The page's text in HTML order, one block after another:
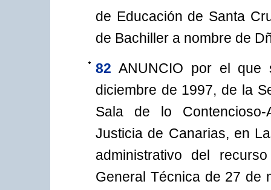
de Educación de Santa
de Bachiller a nombre de
82 ANUNCIO por el
diciembre de 1997, de la
Sala de lo Contencioso-
Justicia de Canarias, en
administrativo del
General Técnica de 27 de